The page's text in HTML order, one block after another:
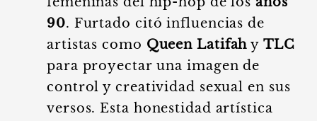
90. Furtado citó influencias de
artistas como Queen Latifah yTLC
para proyectar una imagen de
control y creatividad sexual en sus
versos. Esta honestidad artística